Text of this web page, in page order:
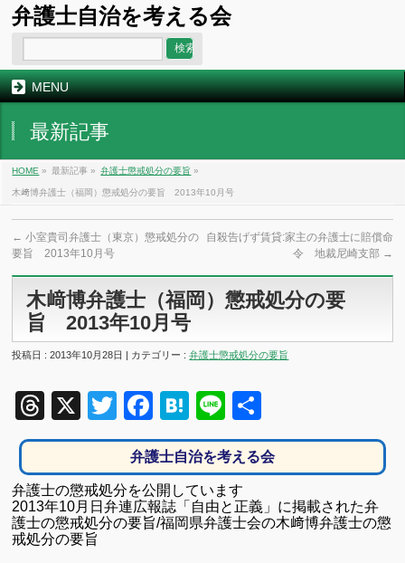
弁護士自治を考える会
MENU
最新記事
HOME » 最新記事 » 弁護士懲戒処分の要旨 »
木﨑博弁護士（福岡）懲戒処分の要旨 2013年10月号
← 小室貴司弁護士（東京）懲戒処分の
要旨 2013年10月号
自殺告げず賃貸:家主の弁護士に賠償命
令 地裁尼崎支部 →
木﨑博弁護士（福岡）懲戒処分の要
旨 2013年10月号
投稿日 : 2013年10月28日 | カテゴリー :弁護士懲戒処分の要旨
Threads
X TwitterFacebook
Hatena
Line
有
弁護士自治を考える会
弁護士の懲戒処分を公開しています
2013年10月日弁連広報誌「自由と正義」に掲載された弁
護士の懲戒処分の要旨/福岡県弁護士会の木﨑博弁護士の懲
戒処分の要旨